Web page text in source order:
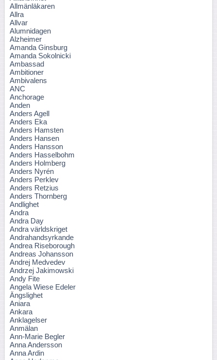
Allmänläkaren
Allra
Allvar
Alumnidagen
Alzheimer
Amanda Ginsburg
Amanda Sokolnicki
Ambassad
Ambitioner
Ambivalens
ANC
Anchorage
Anden
Anders Agell
Anders Eka
Anders Hamsten
Anders Hansen
Anders Hansson
Anders Hasselbohm
Anders Holmberg
Anders Nyrén
Anders Perklev
Anders Retzius
Anders Thornberg
Andlighet
Andra
Andra Day
Andra världskriget
Andrahandsyrkande
Andrea Riseborough
Andreas Johansson
Andrej Medvedev
Andrzej Jakimowski
Andy Fite
Angela Wiese Edeler
Ängslighet
Aniara
Ankara
Anklagelser
Anmälan
Ann-Marie Begler
Anna Andersson
Anna Ardin